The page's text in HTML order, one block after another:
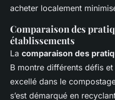
acheter localement
Comparaison des
établissements
La comparaison des
B montre différents défis
excellé dans le
s’est démarqué en